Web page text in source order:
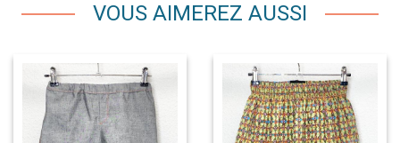
VOUS AIMEREZ AUSSI